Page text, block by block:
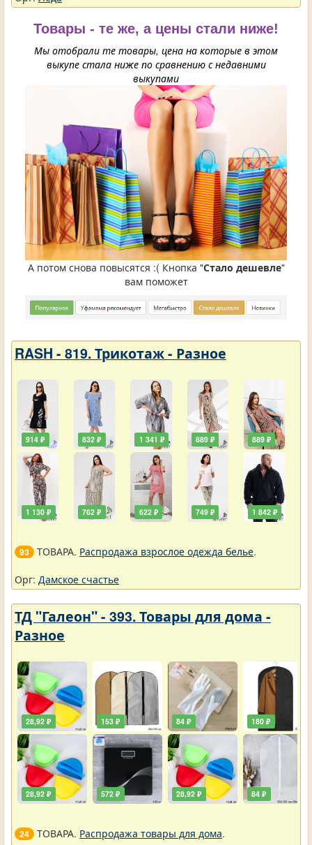
Товары - те же, а цены стали ниже!
Мы отобрали те товары, цена на которые в этом
выкупе стала ниже по сравнению с недавними
выкупами
А потом снова повысятся :( Кнопка "Стало дешевле"
вам поможет
RASH - 819. Трикотаж - Разное
914 ₽
1 130 ₽
832 ₽
762 ₽
1 341 ₽
622 ₽
889 ₽
749 ₽
889 ₽
1 842 ₽
93 ТОВАРА. Распродажа взрослое одежда белье.
Орг: Дамское счастье
ТД "Галеон" - 393. Товары для дома -
Разное
28,92 ₽
28,92 ₽
153 ₽
572 ₽
84 ₽
28,92 ₽
180 ₽
84 ₽
24 ТОВАРА. Распродажа товары для дома.